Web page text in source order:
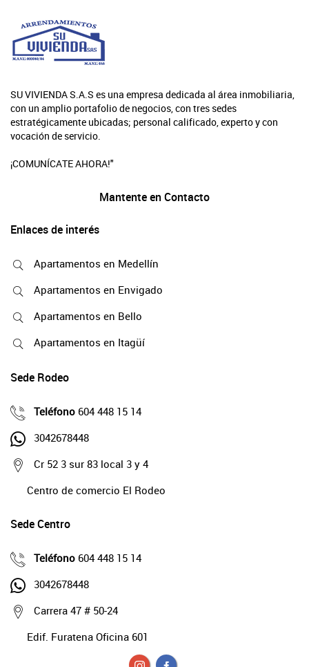
SU VIVIENDA S.A.S es una empresa dedicada al área inmobiliaria,
con un amplio portafolio de negocios, con tres sedes
estratégicamente ubicadas; personal calificado, experto y con
vocación de servicio.
¡COMUNÍCATE AHORA!"
Mantente en Contacto
Enlaces de interés
Apartamentos en Medellín
Apartamentos en Envigado
Apartamentos en Bello
Apartamentos en Itagüí
Sede Rodeo
Teléfono 604 448 15 14
3042678448
Cr 52 3 sur 83 local 3 y 4
Centro de comercio El Rodeo
Sede Centro
Teléfono 604 448 15 14
3042678448
Carrera 47 # 50-24
Edif. Furatena Oficina 601